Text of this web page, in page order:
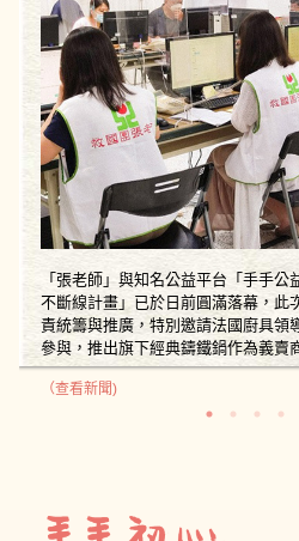
「張老師」與知名公益平台「手手
不斷線計畫」已於日前圓滿落幕，此
責統籌與推廣，特別邀請法國廚具領
參與，推出旗下經典鑄鐵鍋作為義賣
（查看新聞)